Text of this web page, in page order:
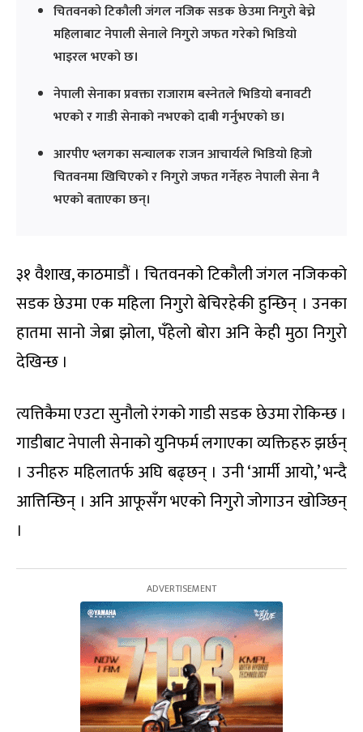
चितवनको टिकौली जंगल नजिक सडक छेउमा निगुरो बेच्ने
महिलाबाट नेपाली सेनाले निगुरो जफत गरेको भिडियो
भाइरल भएको छ।
नेपाली सेनाका प्रवक्ता राजाराम बस्नेतले भिडियो बनावटी
भएको र गाडी सेनाको नभएको दाबी गर्नुभएको छ।
आरपीए भ्लगका सन्चालक राजन आचार्यले भिडियो हिजो
चितवनमा खिचिएको र निगुरो जफत गर्नेहरु नेपाली सेना नै
भएको बताएका छन्।
३१ वैशाख, काठमाडौं । चितवनको टिकौली जंगल नजिकको
सडक छेउमा एक महिला निगुरो बेचिरहेकी हुन्छिन् । उनका
हातमा सानो जेब्रा झोला, पँहेलो बोरा अनि केही मुठा निगुरो
देखिन्छ ।
त्यत्तिकैमा एउटा सुनौलो रंगको गाडी सडक छेउमा रोकिन्छ ।
गाडीबाट नेपाली सेनाको युनिफर्म लगाएका व्यक्तिहरु झर्छन्
। उनीहरु महिलातर्फ अघि बढ्छन् । उनी ‘आर्मी आयो,’ भन्दै
आत्तिन्छिन् । अनि आफूसँग भएको निगुरो जोगाउन खोज्छिन्
।